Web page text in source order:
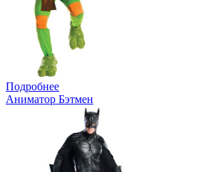
Подробнее
Аниматор Бэтмен